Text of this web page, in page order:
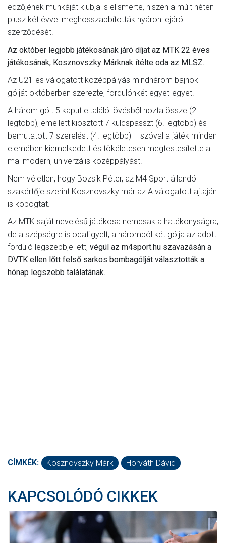
edzőjének munkáját klubja is elismerte, hiszen a múlt héten
plusz két évvel meghosszabbították nyáron lejáró
szerződését.
Az október legjobb játékosának járó díjat az MTK 22 éves
játékosának, Kosznovszky Márknak ítélte oda az MLSZ.
Az U21-es válogatott középpályás mindhárom bajnoki
gólját októberben szerezte, fordulónkét egyet-egyet.
A három gólt 5 kaput eltaláló lövésből hozta össze (2.
legtöbb), emellett kiosztott 7 kulcspasszt (6. legtöbb) és
bemutatott 7 szerelést (4. legtöbb) – szóval a játék minden
elemében kiemelkedett és tökéletesen megtestesítette a
mai modern, univerzális középpályást.
Nem véletlen, hogy Bozsik Péter, az M4 Sport állandó
szakértője szerint Kosznovszky már az A válogatott ajtaján
is kopogtat.
Az MTK saját nevelésű játékosa nemcsak a hatékonyságra,
de a szépségre is odafigyelt, a háromból két gólja az adott
forduló legszebbje lett, végül az m4sport.hu szavazásán a
DVTK ellen lőtt felső sarkos bombagólját választották a
hónap legszebb találatának.
CÍMKÉK: Kosznovszky Márk Horváth Dávid
KAPCSOLÓDÓ CIKKEK